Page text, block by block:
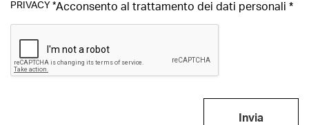
PRIVACY *Acconsento al trattamento dei dati personali *
Invia